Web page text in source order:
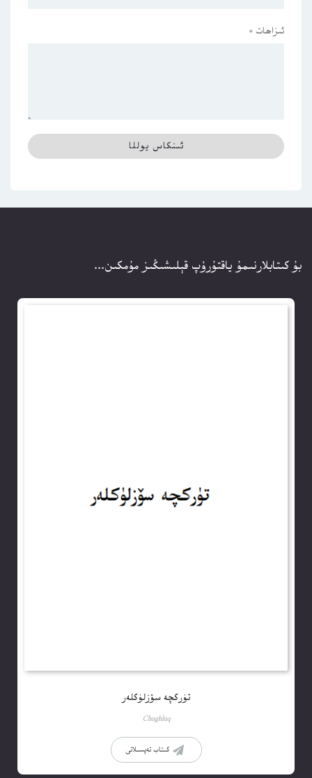
ئىزاھات *
بۇ كىتابلارنىمۇ ياقتۇرۇپ قېلىشىڭىز مۇمكىن...
تۈركچە سۆزلۈكلەر
Choghluq
كىتاب تەپسىلاتى